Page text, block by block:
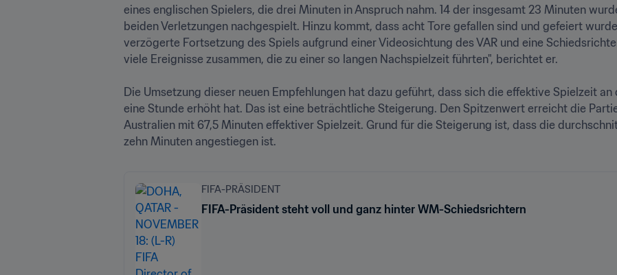
eines englischen Spielers, die drei Minuten in Anspruch nahm. 14 der insgesamt 23 Minuten
beiden Verletzungen nachgespielt. Hinzu kommt, dass acht Tore gefallen sind und gefeiert
verzögerte Fortsetzung des Spiels aufgrund einer Videosichtung des VAR und eine
viele Ereignisse zusammen, die zu einer so langen Nachspielzeit führten", berichtet er.
Die Umsetzung dieser neuen Empfehlungen hat dazu geführt, dass sich die effektive Spielzeit
eine Stunde erhöht hat. Das ist eine beträchtliche Steigerung. Den Spitzenwert erreicht die
Australien mit 67,5 Minuten effektiver Spielzeit. Grund für die Steigerung ist, dass die
FIFA-PRÄSIDENT
FIFA-Präsident steht voll und ganz hinter WM-Schiedsrichtern